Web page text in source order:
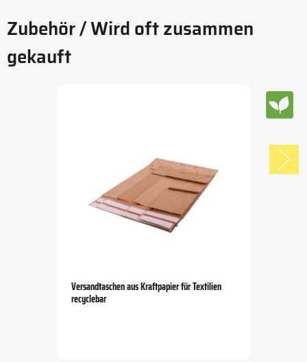
Zubehör / Wird oft zusammen
gekauft
Versandtaschen aus Kraftpapier für Textilien
recyclebar